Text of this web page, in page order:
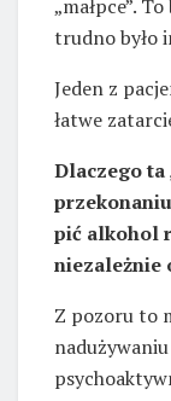
„małpce”.
trudno było
Jeden z
łatwe
Dlaczego ta
pić alkohol
niezależnie
Z pozoru to